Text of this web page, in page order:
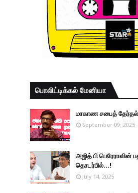
பொலிட்டிக்கல் மேனியா
மாகாண சபைத்
September 09, 2025
அஜித் பி பெரேராவின்
தொடர்பில்...!
July 14, 2025